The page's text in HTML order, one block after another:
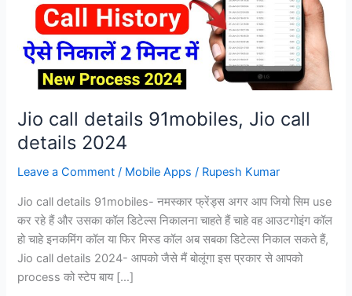
Jio call details 91mobiles, Jio call
details 2024
Leave a Comment / Mobile Apps / Rupesh Kumar
Jio call details 91mobiles- नमस्कार फ्रेंड्स अगर आप जियो सिम use
कर रहे हैं और उसका कॉल डिटेल्स निकालना चाहते हैं चाहे वह आउटगोइंग कॉल
हो चाहे इनकमिंग कॉल या फिर मिस्ड कॉल अब सबका डिटेल्स निकाल सकते हैं,
Jio call details 2024- आपको जैसे मैं बोलूंगा इस प्रकार से आपको
process को स्टेप बाय […]